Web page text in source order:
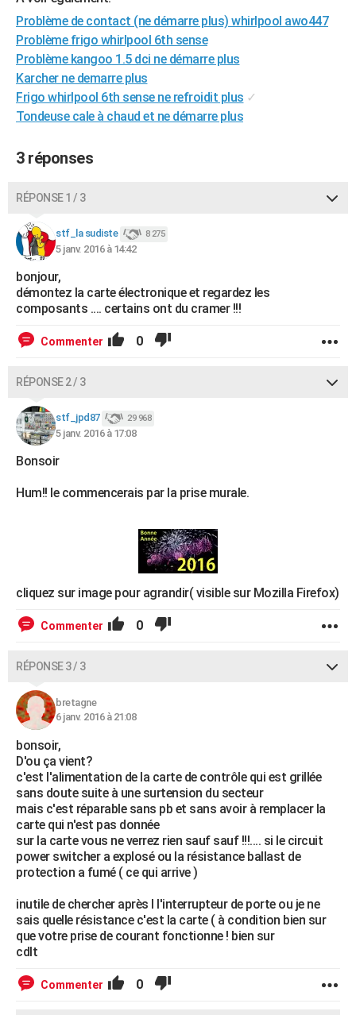
Destinations
City break
Voyage nature
Voyage de noces
Forum
Climat
+PHOTO
GUIDES D'ACHAT
BONS PLANS
CARTE DE VOEUX
S'inscrire
Se connecter
Lycées
Collèges
Primaires
Universités
Entreprises
Service militaire
Avis de recherche
AVIS DE DÉCÈS
FORUM
Bricolage
Lifestyle
Culture
Sport
Auto
Television
Voyage
Cinema
Problème de contact (ne démarre plus) whirlpool awo447
Problème frigo whirlpool 6th sense
Problème kangoo 1.5 dci ne démarre plus
Karcher ne demarre plus
Frigo whirlpool 6th sense ne refroidit plus ✓
Tondeuse cale à chaud et ne démarre plus
3 réponses
RÉPONSE 1 / 3
stf_la sudiste 8 275
5 janv. 2016 à 14:42
bonjour,
démontez la carte électronique et regardez les
composants .... certains ont du cramer !!!
Commenter 0
RÉPONSE 2 / 3
stf_jpd87 29 968
5 janv. 2016 à 17:08
Bonsoir
Hum!! le commencerais par la prise murale.
cliquez sur image pour agrandir( visible sur Mozilla Firefox)
Commenter 0
RÉPONSE 3 / 3
bretagne
6 janv. 2016 à 21:08
bonsoir,
D'ou ça vient?
c'est l'alimentation de la carte de contrôle qui est grillée
sans doute suite à une surtension du secteur
mais c'est réparable sans pb et sans avoir à remplacer la
carte qui n'est pas donnée
sur la carte vous ne verrez rien sauf sauf !!!.... si le circuit
power switcher a explosé ou la résistance ballast de
protection a fumé ( ce qui arrive )
inutile de chercher après l l'interrupteur de porte ou je ne
sais quelle résistance c'est la carte ( à condition bien sur
que votre prise de courant fonctionne ! bien sur
cdlt
Commenter 0